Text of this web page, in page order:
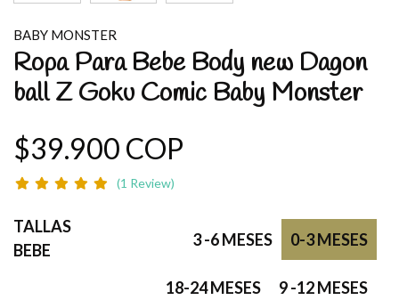
BABY MONSTER
Ropa Para Bebe Body new Dagon
ball Z Goku Comic Baby Monster
$39.900 COP
(1 Review)
TALLAS
BEBE
0-3 MESES
3 -6 MESES
9 -12 MESES
18-24 MESES